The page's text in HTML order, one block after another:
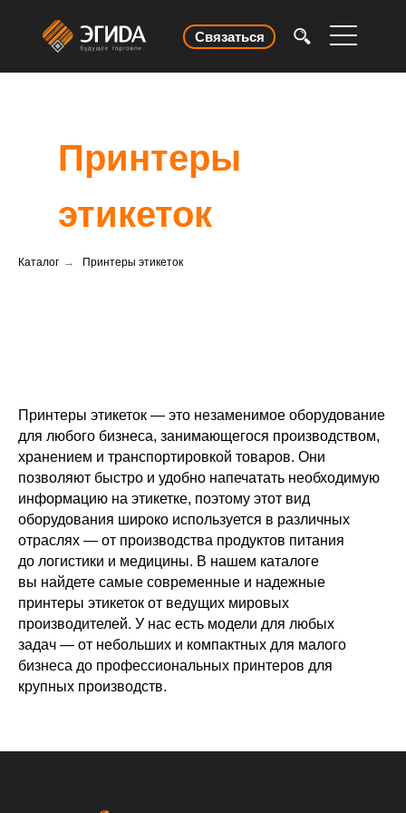
Связаться
Принтеры
этикеток
Каталог → Принтеры этикеток
Принтеры этикеток — это незаменимое оборудование
для любого бизнеса, занимающегося производством,
хранением и транспортировкой товаров. Они
позволяют быстро и удобно напечатать необходимую
информацию на этикетке, поэтому этот вид
оборудования широко используется в различных
отраслях — от производства продуктов питания
до логистики и медицины. В нашем каталоге
вы найдете самые современные и надежные
принтеры этикеток от ведущих мировых
производителей. У нас есть модели для любых
задач — от небольших и компактных для малого
бизнеса до профессиональных принтеров для
крупных производств.